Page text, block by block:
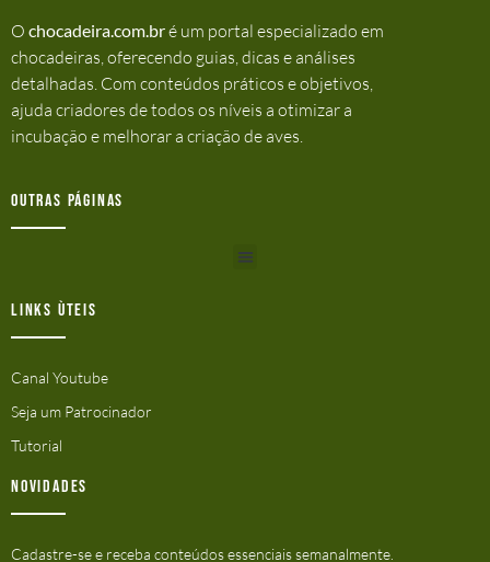
O chocadeira.com.bré um portal especializado em
chocadeiras, oferecendo guias, dicas e análises
detalhadas. Com conteúdos práticos e objetivos,
ajuda criadores de todos os níveis a otimizar a
incubação e melhorar a criação de aves.
Outras Páginas
Links ùteis
Canal Youtube
Seja um Patrocinador
Tutorial
Novidades
Cadastre-se e receba conteúdos essenciais semanalmente.